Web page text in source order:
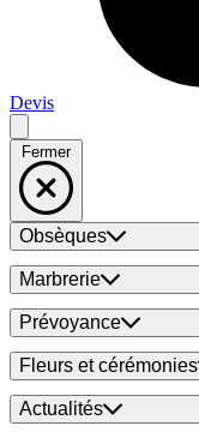
Devis
Fermer
Obsèques
Marbrerie
Prévoyance
Fleurs et cérémonies
Actualités